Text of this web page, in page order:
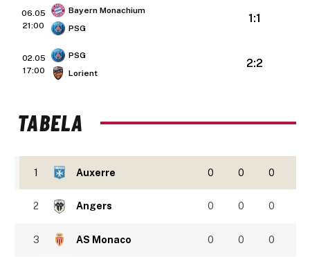
06.05
21:00
Bayern Monachium
PSG
1:1
02.05
17:00
PSG
Lorient
2:2
TABELA
1 Auxerre 0 0 0
2 Angers 0 0 0
3 AS Monaco 0 0 0